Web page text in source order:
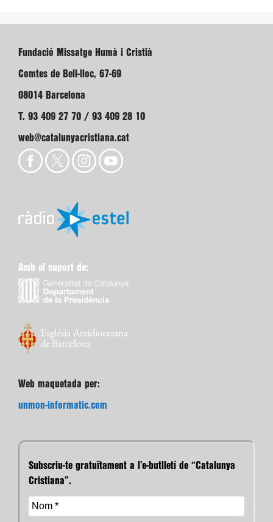
Fundació Missatge Humà i Cristià
Comtes de Bell-lloc, 67-69
08014 Barcelona
T. 93 409 27 70 / 93 409 28 10
web@catalunyacristiana.cat
Amb el suport de:
Web maquetada per:
unmon-informatic.com
Subscriu-te gratuïtament a l’e-butlletí de “Catalunya
Cristiana”.